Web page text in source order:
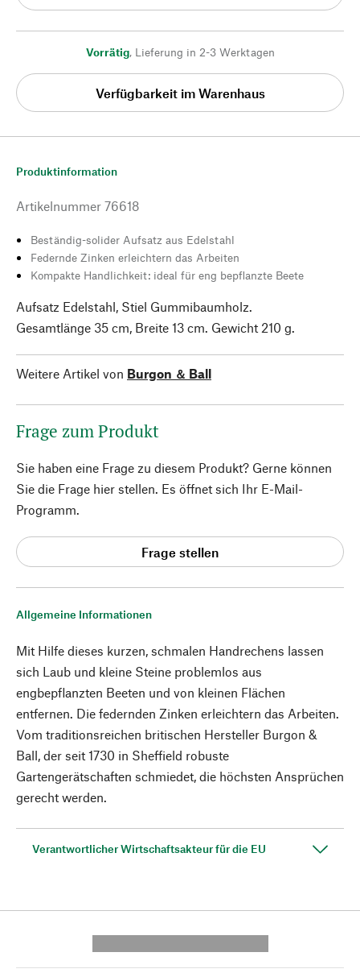
Vorrätig, Lieferung in 2-3 Werktagen
Verfügbarkeit im Warenhaus
Allgemeine Informationen
Mit Hilfe dieses kurzen, schmalen Handrechens lassen
sich Laub und kleine Steine problemlos aus
engbepflanzten Beeten und von kleinen Flächen
entfernen. Die federnden Zinken erleichtern das Arbeiten.
Vom traditionsreichen britischen Hersteller Burgon &
Ball, der seit 1730 in Sheffield robuste
Gartengerätschaften schmiedet, die höchsten Ansprüchen
gerecht werden.
Verantwortlicher Wirtschaftsakteur für die EU
Produktinformation
Artikelnummer 76618
Beständig-solider Aufsatz aus Edelstahl
Federnde Zinken erleichtern das Arbeiten
Kompakte Handlichkeit: ideal für eng bepflanzte Beete
Aufsatz Edelstahl, Stiel Gummibaumholz.
Gesamtlänge 35 cm, Breite 13 cm. Gewicht 210 g.
Weitere Artikel von Burgon ＆ Ball
Frage zum Produkt
Sie haben eine Frage zu diesem Produkt? Gerne können
Sie die Frage hier stellen. Es öffnet sich Ihr E-Mail-
Programm.
Frage stellen